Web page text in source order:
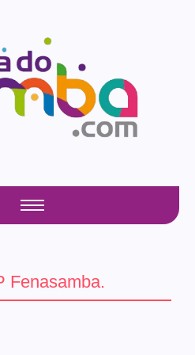
Fenasamba.